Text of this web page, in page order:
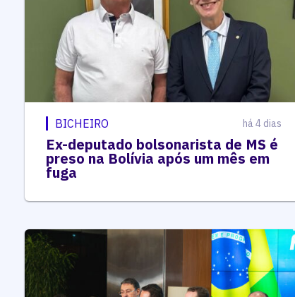
BICHEIRO há 4 dias
Ex-deputado bolsonarista de MS é
preso na Bolívia após um mês em
fuga